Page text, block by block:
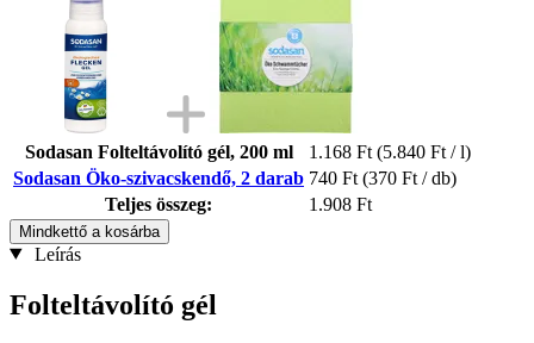
Sodasan Folteltávolító gél, 200 ml 1.168 Ft (5.840 Ft / l)
Sodasan Öko-szivacskendő, 2 darab 740 Ft (370 Ft / db)
Teljes összeg:
1.908 Ft
Mindkettő a kosárba
Leírás
Folteltávolító gél